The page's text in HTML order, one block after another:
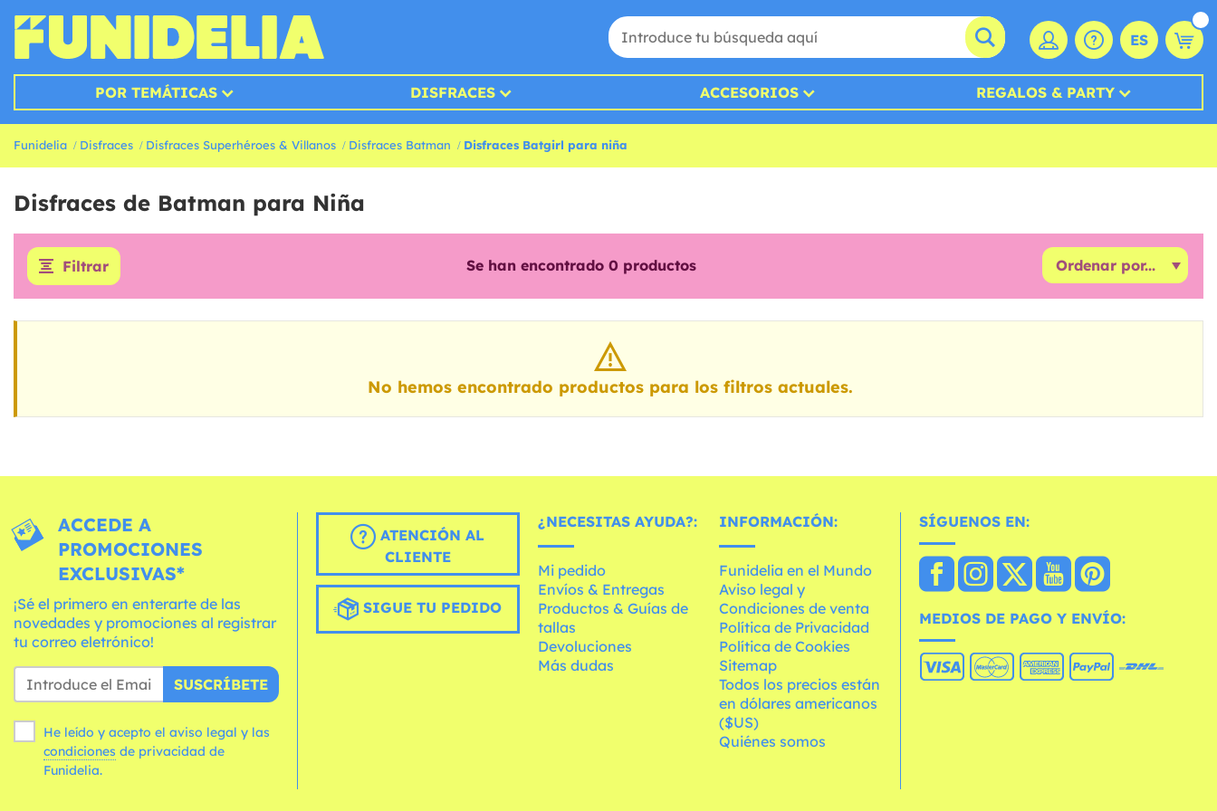
ES
POR TEMÁTICAS DISFRACES ACCESORIOS REGALOS & PARTY
Funidelia Disfraces Disfraces Superhéroes & Villanos Disfraces Batman Disfraces Batgirl para niña
Disfraces de Batman para Niña
Filtrar Se han encontrado 0 productos
No hemos encontrado productos para los filtros actuales.
ACCEDE A
PROMOCIONES
EXCLUSIVAS*
¡Sé el primero en enterarte de las
novedades y promociones al registrar
tu correo eletrónico!
SUSCRÍBETE
He leído y acepto el aviso legal y las
condiciones
Funidelia.
ATENCIÓN AL
CLIENTE
SIGUE TU PEDIDO
¿NECESITAS AYUDA?:
Mi pedido
Envíos & Entregas
Productos & Guías de
tallas
Devoluciones
Más dudas
INFORMACIÓN:
Funidelia en el Mundo
Aviso legal y
Condiciones de venta
Política de Privacidad
Política de Cookies
Sitemap
Todos los precios están
en dólares americanos
($US)
Quiénes somos
SÍGUENOS EN:
MEDIOS DE PAGO Y ENVÍO: